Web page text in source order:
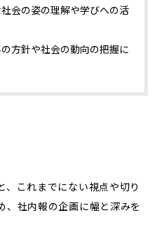
会の姿の理解や学びへの活
方針や社会の動向の把握に
これまでにない視点や切り
、社内報の企画に幅と深みを